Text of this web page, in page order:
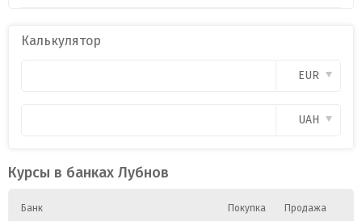
Калькулятор
EUR
UAH
Курсы в банках Лубнов
Банк Покупка Продажа